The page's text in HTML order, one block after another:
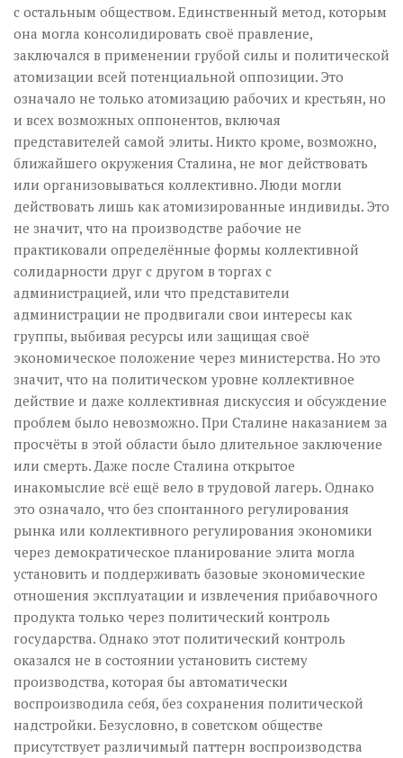
с остальным обществом. Единственный метод, которым
она могла консолидировать своё правление,
заключался в применении грубой силы и политической
атомизации всей потенциальной оппозиции. Это
означало не только атомизацию рабочих и крестьян, но
и всех возможных оппонентов, включая
представителей самой элиты. Никто кроме, возможно,
ближайшего окружения Сталина, не мог действовать
или организовываться коллективно. Люди могли
действовать лишь как атомизированные индивиды. Это
не значит, что на производстве рабочие не
практиковали определённые формы коллективной
солидарности друг с другом в торгах с
администрацией, или что представители
администрации не продвигали свои интересы как
группы, выбивая ресурсы или защищая своё
экономическое положение через министерства. Но это
значит, что на политическом уровне коллективное
действие и даже коллективная дискуссия и обсуждение
проблем было невозможно. При Сталине наказанием за
просчёты в этой области было длительное заключение
или смерть. Даже после Сталина открытое
инакомыслие всё ещё вело в трудовой лагерь. Однако
это означало, что без спонтанного регулирования
рынка или коллективного регулирования экономики
через демократическое планирование элита могла
установить и поддерживать базовые экономические
отношения эксплуатации и извлечения прибавочного
продукта только через политический контроль
государства. Однако этот политический контроль
оказался не в состоянии установить систему
производства, которая бы автоматически
воспроизводила себя, без сохранения политической
надстройки. Безусловно, в советском обществе
присутствует различимый паттерн воспроизводства